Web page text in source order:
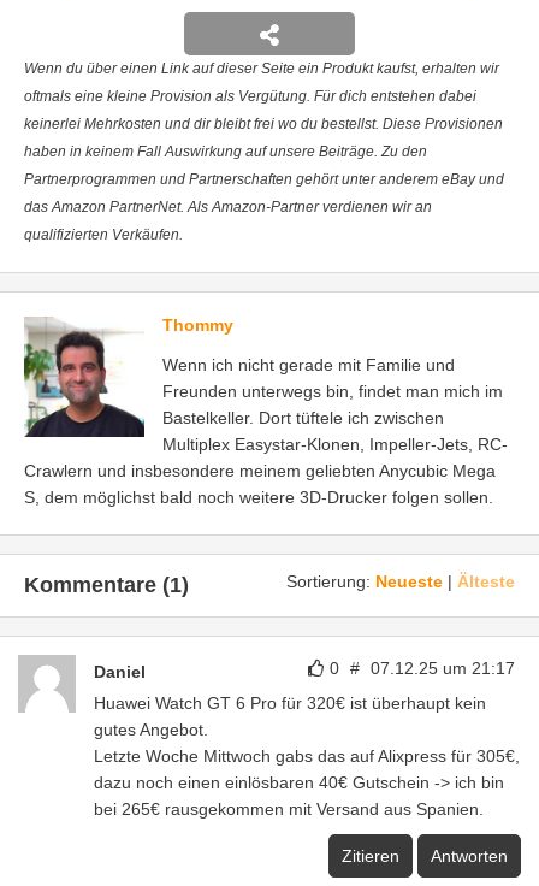
Wenn du über einen Link auf dieser Seite ein Produkt kaufst, erhalten wir
oftmals eine kleine Provision als Vergütung. Für dich entstehen dabei
keinerlei Mehrkosten und dir bleibt frei wo du bestellst. Diese Provisionen
haben in keinem Fall Auswirkung auf unsere Beiträge. Zu den
Partnerprogrammen und Partnerschaften gehört unter anderem eBay und
das Amazon PartnerNet. Als Amazon-Partner verdienen wir an
qualifizierten Verkäufen.
Thommy
Wenn ich nicht gerade mit Familie und
Freunden unterwegs bin, findet man mich im
Bastelkeller. Dort tüftele ich zwischen
Multiplex Easystar-Klonen, Impeller-Jets, RC-
Crawlern und insbesondere meinem geliebten Anycubic Mega
S, dem möglichst bald noch weitere 3D-Drucker folgen sollen.
Sortierung: Neueste | Älteste
Kommentare (1)
0 # 07.12.25 um 21:17
Daniel
Huawei Watch GT 6 Pro für 320€ ist überhaupt kein
gutes Angebot.
Letzte Woche Mittwoch gabs das auf Alixpress für 305€,
dazu noch einen einlösbaren 40€ Gutschein -> ich bin
bei 265€ rausgekommen mit Versand aus Spanien.
Zitieren Antworten